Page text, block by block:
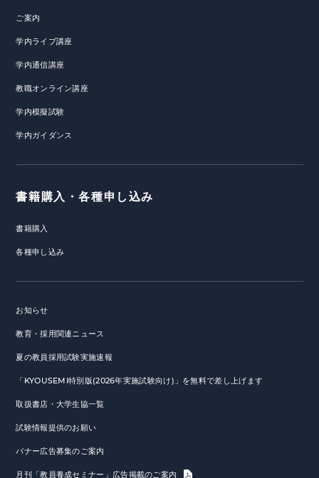
ご案内
学内ライブ講座
学内通信講座
教職オンライン講座
学内模擬試験
学内ガイダンス
書籍購入・各種申し込み
書籍購入
各種申し込み
お知らせ
教育・採用関連ニュース
夏の教員採用試験実施速報
「KYOUSEMI特別版(2026年実施試験向け)」を無料で差し上げます
取扱書店・大学生協一覧
試験情報提供のお願い
バナー広告募集のご案内
月刊「教員養成セミナー」広告掲載のご案内